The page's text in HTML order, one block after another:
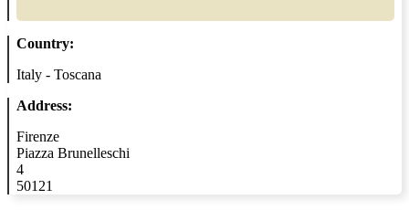
Country:
Italy - Toscana
Address:
Firenze
Piazza Brunelleschi
4
50121